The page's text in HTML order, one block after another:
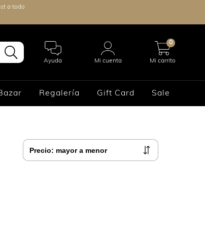
a todo
Ayuda Mi cuenta Mi carrito
0
Regalería Gift Card Sale